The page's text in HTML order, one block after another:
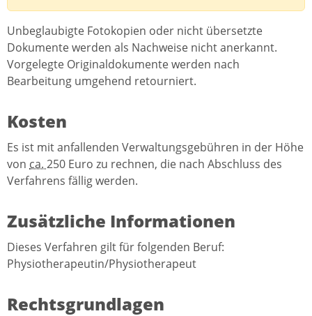
Unbeglaubigte Fotokopien oder nicht übersetzte
Dokumente werden als Nachweise nicht anerkannt.
Vorgelegte Originaldokumente werden nach
Bearbeitung umgehend retourniert.
Kosten
Es ist mit anfallenden Verwaltungsgebühren in der Höhe
von ca. 250 Euro zu rechnen, die nach Abschluss des
Verfahrens fällig werden.
Zusätzliche Informationen
Dieses Verfahren gilt für folgenden Beruf:
Physiotherapeutin/Physiotherapeut
Rechtsgrundlagen